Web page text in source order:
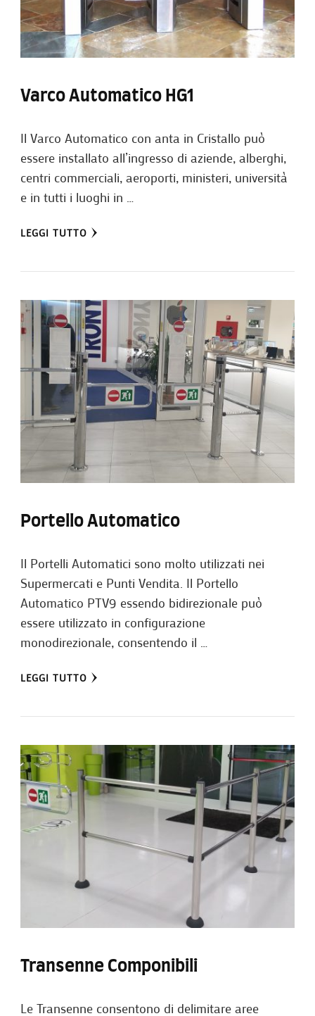
Varco Automatico HG1
Il Varco Automatico con anta in Cristallo può
essere installato all’ingresso di aziende, alberghi,
centri commerciali, aeroporti, ministeri, università
e in tutti i luoghi in …
LEGGI TUTTO
Portello Automatico
Il Portelli Automatici sono molto utilizzati nei
Supermercati e Punti Vendita. Il Portello
Automatico PTV9 essendo bidirezionale può
essere utilizzato in configurazione
monodirezionale, consentendo il …
LEGGI TUTTO
Transenne Componibili
Le Transenne consentono di delimitare aree